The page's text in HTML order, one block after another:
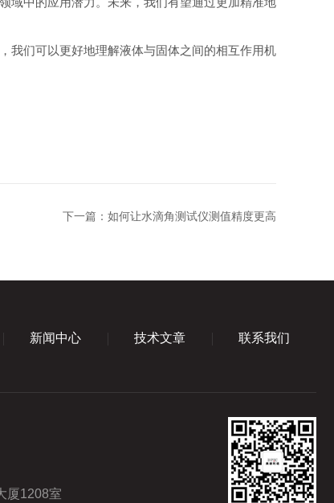
我们可以更好地理解液体与固体之间的相互作用机
下一篇： 如何让水滴角测试仪测值精度更高
新闻中心 技术文章 联系我们
厦1208室